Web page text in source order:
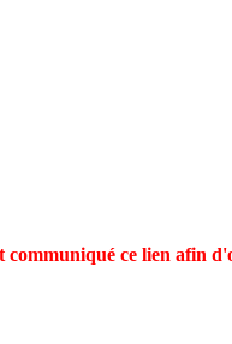
communiqué ce lien afin